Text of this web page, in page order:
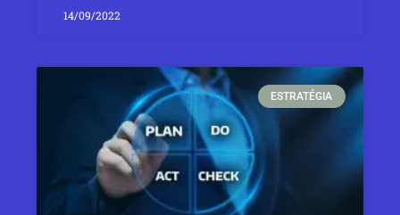
14/09/2022
ESTRATÉGIA